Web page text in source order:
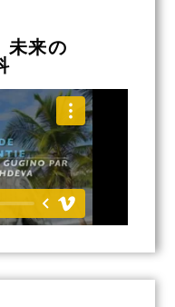
未来の